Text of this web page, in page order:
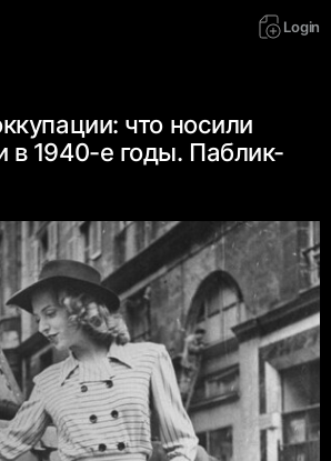
Login
что носили
в 1940-е годы. Паблик-